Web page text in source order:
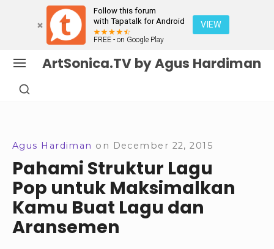
Follow this forum
with Tapatalk for Android
FREE - on Google Play
VIEW
Skip
content
ArtSonica.TV by Agus Hardiman
SITE
SHOW
Agus Hardiman on December 22, 2015
Pahami Struktur Lagu
Pop untuk Maksimalkan
Kamu Buat Lagu dan
Aransemen